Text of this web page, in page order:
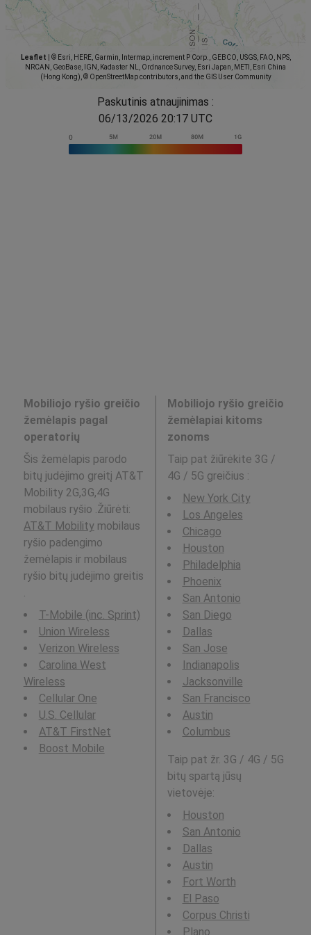
Leaflet
© Esri, HERE, Garmin, Intermap, increment P Corp., GEBCO, USGS, FAO, NPS,
NRCAN, GeoBase, IGN, Kadaster NL, Ordnance Survey, Esri Japan, METI, Esri China
(Hong Kong), © OpenStreetMap contributors, and the GIS User Community
Paskutinis atnaujinimas :
06/13/2026 20:17 UTC
Mobiliojo ryšio greičio
žemėlapis pagal
operatorių
Šis žemėlapis parodo
bitų judėjimo greitį AT&T
Mobility 2G,3G,4G
mobilaus ryšio .Žiūrėti:
AT&T Mobilitymobilaus
ryšio padengimo
žemėlapis ir mobilaus
ryšio bitų judėjimo greitis
.
T-Mobile (inc. Sprint)
Union Wireless
Verizon Wireless
Carolina West
Wireless
Cellular One
U.S. Cellular
AT&T FirstNet
Boost Mobile
Mobiliojo ryšio greičio
žemėlapiai kitoms
zonoms
Taip pat žiūrėkite 3G /
4G / 5G greičius :
New York City
Los Angeles
Chicago
Houston
Philadelphia
Phoenix
San Antonio
San Diego
Dallas
San Jose
Indianapolis
Jacksonville
San Francisco
Austin
Columbus
Taip pat žr. 3G / 4G / 5G
bitų spartą jūsų
vietovėje:
Houston
San Antonio
Dallas
Austin
Fort Worth
El Paso
Corpus Christi
Plano